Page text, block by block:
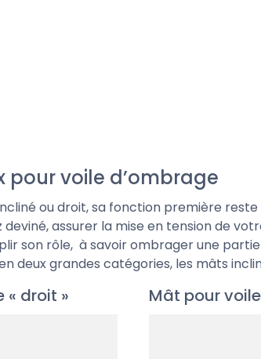
pour voile d’ombrage
ou droit, sa fonction première reste
assurer la mise en tension de
son rôle, à savoir ombrager une
deux grandes catégories, les mâts
« droit » Mât pour